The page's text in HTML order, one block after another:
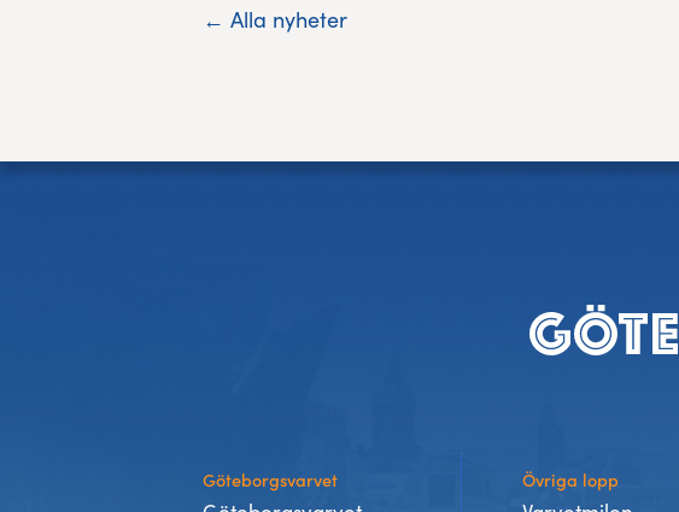
← Alla nyheter
Göteborgsvarvet Övriga lopp